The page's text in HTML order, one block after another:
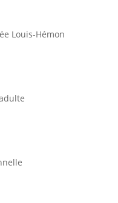
Louis-Hémon